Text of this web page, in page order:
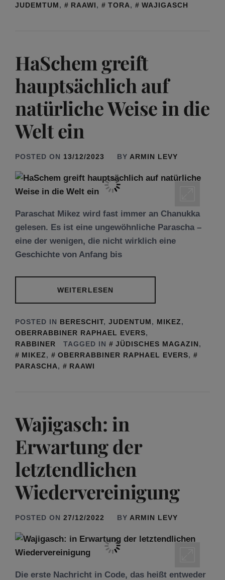
JUDEMTUM, RAAWI, TORA, WAJIGASCH
HaSchem greift
hauptsächlich auf
natürliche Weise in die
Welt ein
POSTED ON 13/12/2023 BY ARMIN LEVY
Paraschat Mikez wird fast immer an Chanukka
gelesen. Es ist eine ungewöhnliche Parascha –
eine der wenigen, die nicht wirklich eine
Geschichte von Anfang bis
WEITERLESEN
POSTED IN BERESCHIT, JUDENTUM, MIKEZ,
OBERRABBINER RAPHAEL EVERS,
RABBINER
TAGGED IN JÜDISCHES MAGAZIN,
MIKEZ, OBERRABBINER RAPHAEL EVERS,
PARASCHA, RAAWI
Wajigasch: in
Erwartung der
letztendlichen
Wiedervereinigung
POSTED ON 27/12/2022 BY ARMIN LEVY
Die erste Nachricht in Code, das heißt entweder